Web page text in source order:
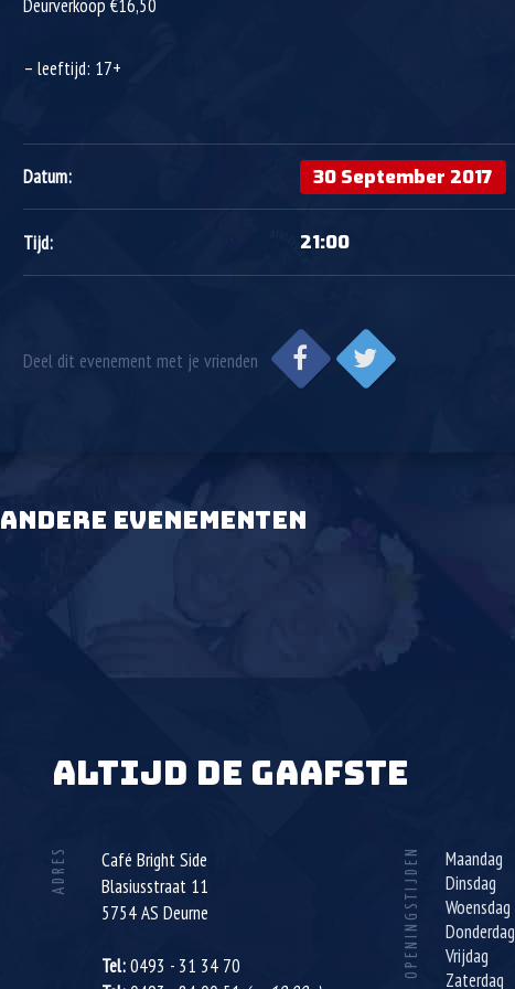
Deurverkoop €16,50
– leeftijd: 17+
Datum: 30 September 2017
Tijd: 21:00
Deel dit evenement met je vrienden
ANDERE EVENEMENTEN
ALTIJD DE GAAFSTE
ADRES
Café Bright Side
Blasiusstraat 11
5754 AS Deurne
Tel:0493 - 31 34 70
OPENINGSTIJDEN Maandag
Dinsdag
Woensdag
Donderdag
Vrijdag
Zaterdag